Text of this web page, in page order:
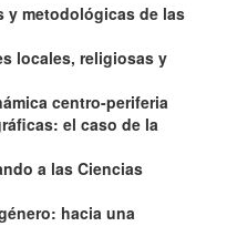
y metodológicas de las
locales, religiosas y
centro-periferia
el caso de la
a las Ciencias
hacia una